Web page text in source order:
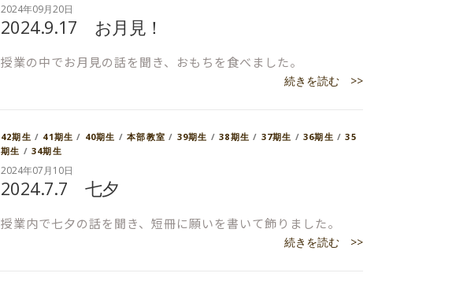
2024年09月20日
2024.9.17 お月見！
授業の中でお月見の話を聞き、おもちを食べました。
続きを読む >>
42期生 / 41期生 / 40期生 /本部教室 / 39期生 /38期生 / 37期生 / 36期生 /35
期生 /34期生
2024年07月10日
2024.7.7 七夕
授業内で七夕の話を聞き、短冊に願いを書いて飾りました。
続きを読む >>